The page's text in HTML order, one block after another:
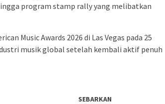
program stamp rally yang melibatkan
Music Awards 2026 di Las Vegas pada 25
musik global setelah kembali aktif penuh
SEBARKAN